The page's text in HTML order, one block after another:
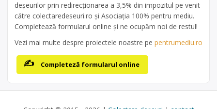
deșeurilor prin redirecționarea a 3,5% din impozitul pe venit
către colectaredeseuri.ro și Asociația 100% pentru mediu.
Completează formularul online și ne ocupăm noi de restul!
Vezi mai multe despre proiectele noastre pe pentrumediu.ro
Completeză formularul online